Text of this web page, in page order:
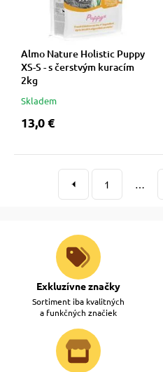
Almo Nature Holistic Puppy
XS-S - s čerstvým kuracím
2kg
Skladem
13,0 €
1 …
Exkluzívne značky
Sortiment iba kvalitných
a funkčných značiek